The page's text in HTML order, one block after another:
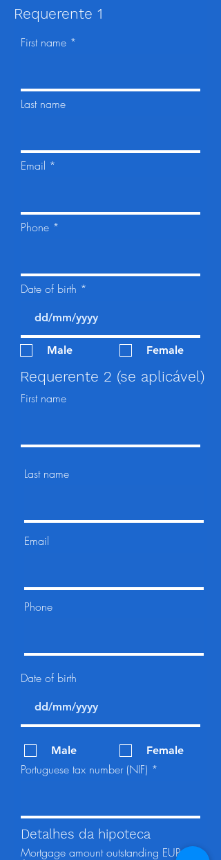
Requerente 1
First name
Last name
Email
Phone
Date of birth
Male Female
Requerente 2 (se aplicável)
First name
Last name
Email
Phone
Date of birth
Male Female
Portuguese tax number (NIF)
Detalhes da hipoteca
Mortgage amount outstanding EUR